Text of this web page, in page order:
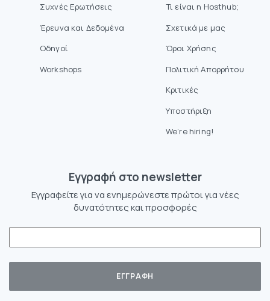
Συχνές Ερωτήσεις
Έρευνα και Δεδομένα
Οδηγοί
Workshops
Τι είναι η Hosthub;
Σχετικά με μας
Όροι Χρήσης
Πολιτική Απορρήτου
Κριτικές
Υποστήριξη
We’re hiring!
Eγγραφή στο newsletter
Εγγραφείτε για να ενημερώνεστε πρώτοι για νέες
δυνατότητες και προσφορές